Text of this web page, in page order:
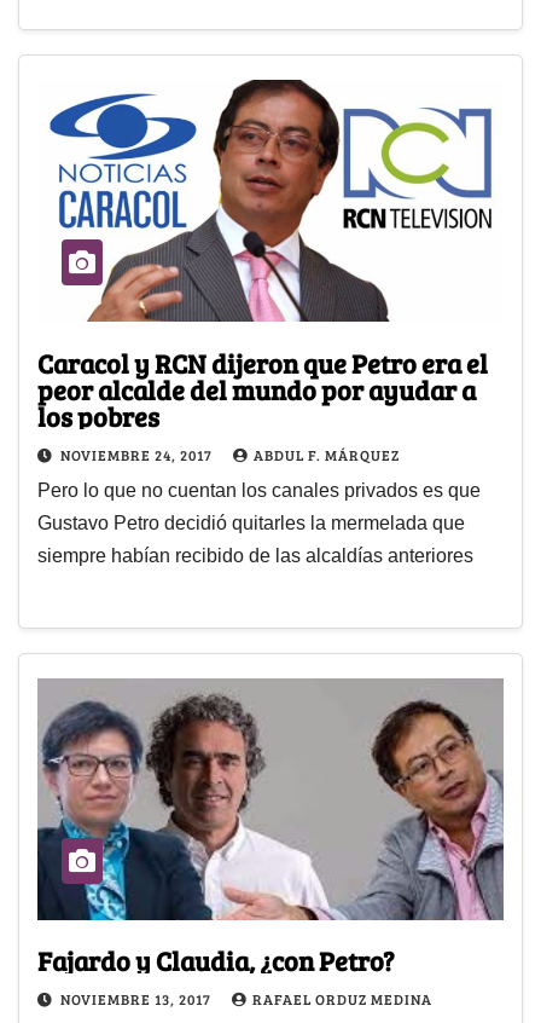
Caracol y RCN dijeron que Petro era el
peor alcalde del mundo por ayudar a
los pobres
NOVIEMBRE 24, 2017 ABDUL F. MÁRQUEZ
Pero lo que no cuentan los canales privados es que
Gustavo Petro decidió quitarles la mermelada que
siempre habían recibido de las alcaldías anteriores
Fajardo y Claudia, ¿con Petro?
NOVIEMBRE 13, 2017 RAFAEL ORDUZ MEDINA